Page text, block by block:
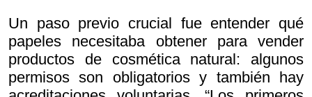
Un paso previo crucial fue entender qué
papeles necesitaba obtener para vender
productos de cosmética natural: algunos
permisos son obligatorios y también hay